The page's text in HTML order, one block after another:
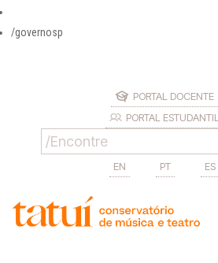
/governosp
PORTAL DOCENTE
PORTAL ESTUDANTIL
EN PT ES